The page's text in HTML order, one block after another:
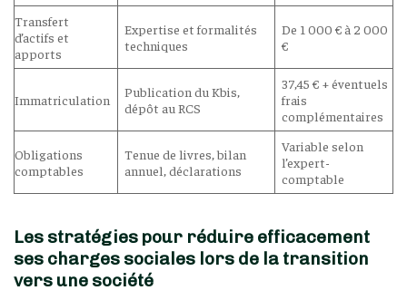
Transfert
d’actifs et
apports
Expertise et formalités
techniques
De 1 000 € à 2 000
€
Immatriculation
Publication du Kbis,
dépôt au RCS
37,45 € + éventuels
frais
complémentaires
Obligations
comptables
Tenue de livres, bilan
annuel, déclarations
Variable selon
l’expert-
comptable
Les stratégies pour réduire efficacement
ses charges sociales lors de la transition
vers une société